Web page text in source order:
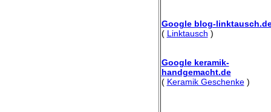
Google blog-
( Linktausch )
Google keramik-
handgemacht.de
( Keramik Geschenke)